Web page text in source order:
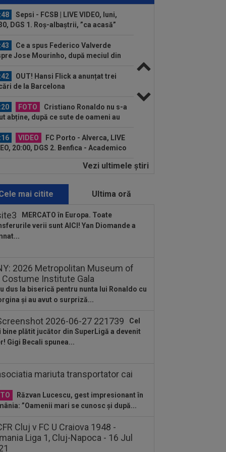
lui Gigi...
Sepsi - FCSB | LIVE VIDEO, luni,
DGS 1. Roș-albaștrii, ”ca acasă”
Ce a spus Federico Valverde
Jose Mourinho, după meciul din
OUT! Hansi Flick a anunțat trei
de la Barcelona
FOTO
Cristiano Ronaldo nu s-a
abține, după ce sute de oameni au
VIDEO
FC Porto - Alverca, LIVE
20:00, DGS 2. Benfica - Academico
Antrenorul lui Union SG a dat
Cine e Leonardo Bovio, ”viitorul
al Italiei” propus de Cristi Chivu
S-a aflat echipa din Serie A la care
ajunge Ștefan Baiaram! 6 milioane
pentru amanta lui Infantino?
Giovanni Becali a rămas
când a aflat ce i-a spus MM
Vezi ultimele ştiri
mai citite Ultima oră
MERCATO în Europa. Toate
verii sunt AICI! Yan Diomande a
dus la biserică pentru nunta lui Ronaldo cu
și au avut o surpriză...
Cel
bine plătit jucător din SuperLigă a devenit
Gigi Becali spunea...
Răzvan Lucescu, gest impresionant în
”Oamenii mari se cunosc și după...